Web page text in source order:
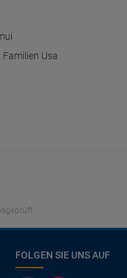
Usa
FOLGEN SIE UNS AUF